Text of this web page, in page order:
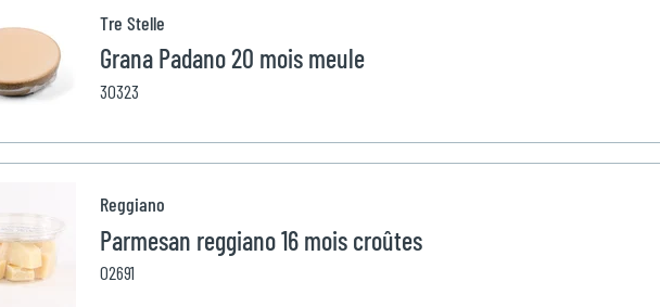
Tre Stelle
Grana Padano 20 mois meule
30323
Reggiano
Parmesan reggiano 16 mois croûtes
02691